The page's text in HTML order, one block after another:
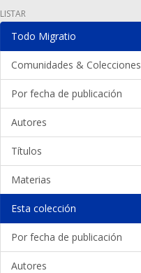
LISTAR
Todo Migratio
Comunidades & Colecciones
Por fecha de publicación
Autores
Títulos
Materias
Esta colección
Por fecha de publicación
Autores